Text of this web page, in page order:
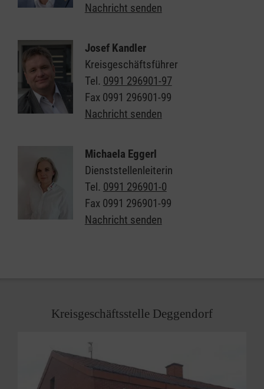
Nachricht senden
Josef Kandler
Kreisgeschäftsführer
Tel. 0991 296901-97
Fax 0991 296901-99
Nachricht senden
Michaela Eggerl
Dienststellenleiterin
Tel. 0991 296901-0
Fax 0991 296901-99
Nachricht senden
Kreisgeschäftsstelle Deggendorf